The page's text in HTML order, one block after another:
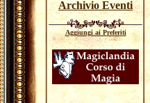
Archivio Eventi
Aggiungi ai Preferiti